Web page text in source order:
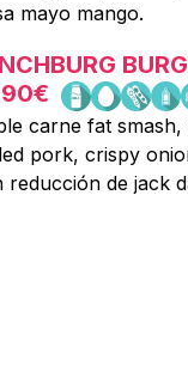
mayo mango.
carne fat
pork, crispy
reducción de jack